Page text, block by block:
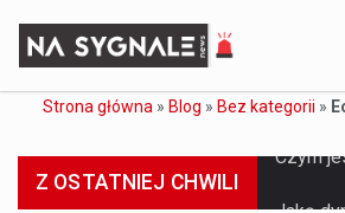
Strona główna » Blog » Bez kategorii »
Z OSTATNIEJ CHWILI